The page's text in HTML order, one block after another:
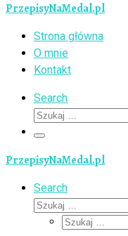
PrzepisyNaMedal.pl
Strona główna
O mnie
Kontakt
Search
Szukaj
Menu
PrzepisyNaMedal.pl
Search
Szukaj
Szukaj